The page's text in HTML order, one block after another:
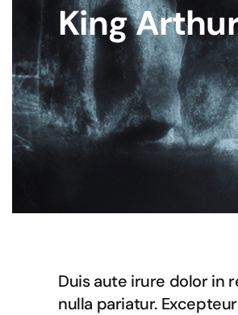
King
Duis aute irure dolor in
nulla pariatur.